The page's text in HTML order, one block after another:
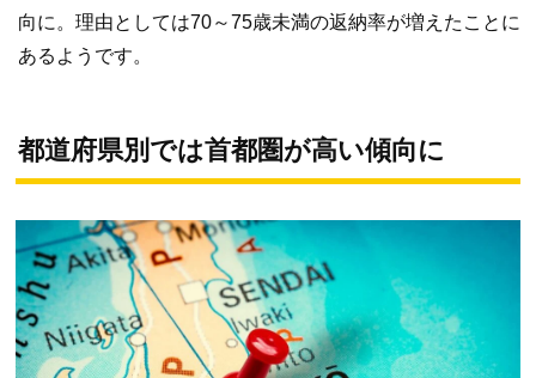
向に。理由としては70～75歳未満の返納率が増えたことに
あるようです。
都道府県別では首都圏が高い傾向に